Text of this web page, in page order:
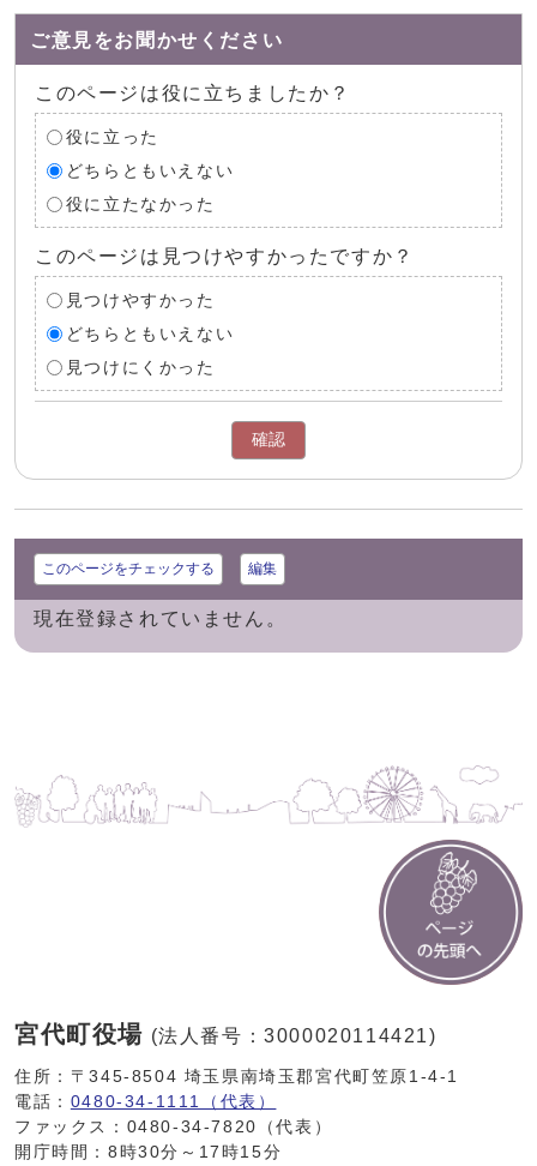
ご意見をお聞かせください
このページは役に立ちましたか？
役に立った
どちらともいえない
役に立たなかった
このページは見つけやすかったですか？
見つけやすかった
どちらともいえない
見つけにくかった
確認
このページをチェックする 編集
現在登録されていません。
宮代町役場 (法人番号：3000020114421)
住所：〒345-8504 埼玉県南埼玉郡宮代町笠原1-4-1
電話： 0480-34-1111（代表）
ファックス：0480-34-7820（代表）
開庁時間：8時30分～17時15分